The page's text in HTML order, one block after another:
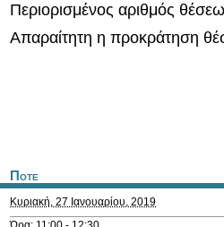
Περιορισμένος αριθμός
Απαραίτητη η προκράτηση
Ποτε
Κυριακή, 27 Ιανουαρίου, 2019